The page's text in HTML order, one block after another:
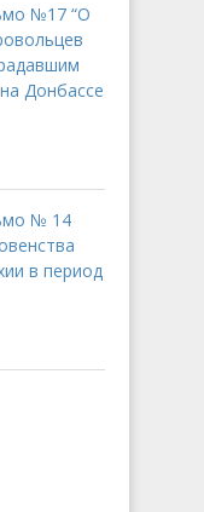
№17 “О
Донбассе
№ 14
в период